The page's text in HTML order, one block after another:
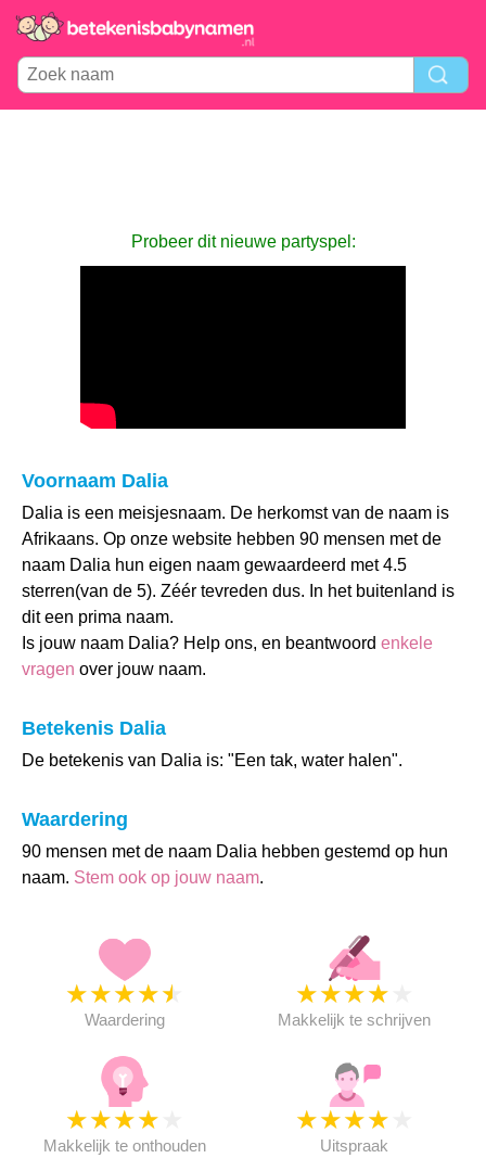
Probeer dit nieuwe partyspel:
Voornaam Dalia
Dalia is een meisjesnaam. De herkomst van de naam is
Afrikaans. Op onze website hebben 90 mensen met de
naam Dalia hun eigen naam gewaardeerd met 4.5
sterren(van de 5). Zéér tevreden dus. In het buitenland is
dit een prima naam.
Is jouw naam Dalia? Help ons, en beantwoord enkele
vragen over jouw naam.
Betekenis Dalia
De betekenis van Dalia is: "Een tak, water halen".
Waardering
90 mensen met de naam Dalia hebben gestemd op hun
naam. Stem ook op jouw naam.
★★★★★
Waardering
★★★★
Makkelijk te schrijven
★★★★
Makkelijk te onthouden
★★★★
Uitspraak